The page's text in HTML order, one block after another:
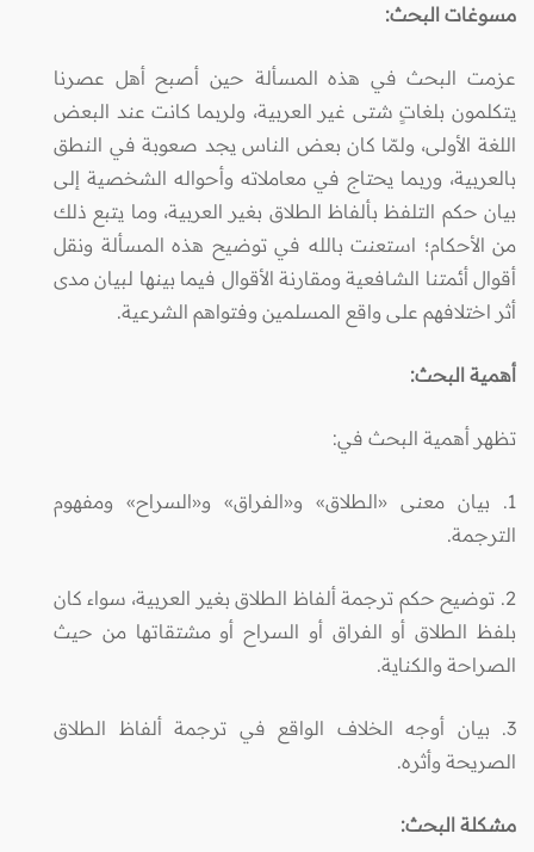
مسوغات البحث:
عزمت البحث في هذه المسألة حين أصبح أهل عصرنا
يتكلمون بلغاتٍ شتى غير العربية، ولربما كانت عند البعض
اللغة الأولى، ولمّا كان بعض الناس يجد صعوبة في النطق
بالعربية، وربما يحتاج في معاملاته وأحواله الشخصية إلى
بيان حكم التلفظ بألفاظ الطلاق بغير العربية، وما يتبع ذلك
من الأحكام؛ استعنت بالله في توضيح هذه المسألة ونقل
أقوال أئمتنا الشافعية ومقارنة الأقوال فيما بينها لبيان مدى
أثر اختلافهم على واقع المسلمين وفتواهم الشرعية.
أهمية البحث:
تظهر أهمية البحث في:
1. بيان معنى «الطلاق» و«الفراق» و«السراح» ومفهوم
الترجمة.
2. توضيح حكم ترجمة ألفاظ الطلاق بغير العربية، سواء كان
بلفظ الطلاق أو الفراق أو السراح أو مشتقاتها من حيث
الصراحة والكناية.
3. بيان أوجه الخلاف الواقع في ترجمة ألفاظ الطلاق
الصريحة وأثره.
مشكلة البحث: